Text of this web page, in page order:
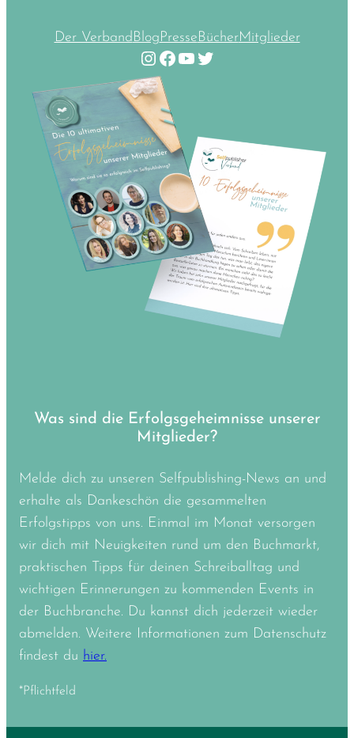
Der VerbandBlogPresseBücherMitglieder
Instagram Facebook YouTube Twitter
Was sind die Erfolgsgeheimnisse unserer
Mitglieder?
Melde dich zu unseren Selfpublishing-News an und
erhalte als Dankeschön die gesammelten
Erfolgstipps von uns. Einmal im Monat versorgen
wir dich mit Neuigkeiten rund um den Buchmarkt,
praktischen Tipps für deinen Schreiballtag und
wichtigen Erinnerungen zu kommenden Events in
der Buchbranche. Du kannst dich jederzeit wieder
abmelden. Weitere Informationen zum Datenschutz
findest du hier.
*Pflichtfeld